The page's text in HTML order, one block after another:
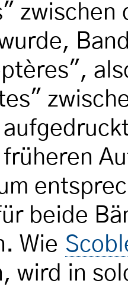
zwischen
früheren
beide
Wie
wird in